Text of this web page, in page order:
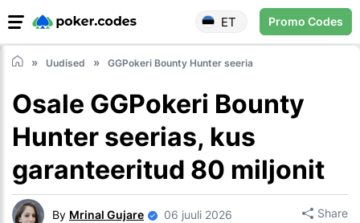
ET Promo Codes
Uudised GGPokeri Bounty Hunter seeria
Osale GGPokeri Bounty
Hunter seerias, kus
garanteeritud 80 miljonit
By Mrinal Gujare 06 juuli 2026 Share